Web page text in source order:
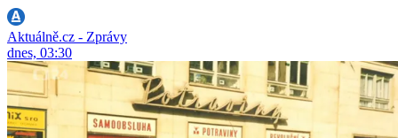
Aktuálně.cz - Zprávy
dnes, 03:30